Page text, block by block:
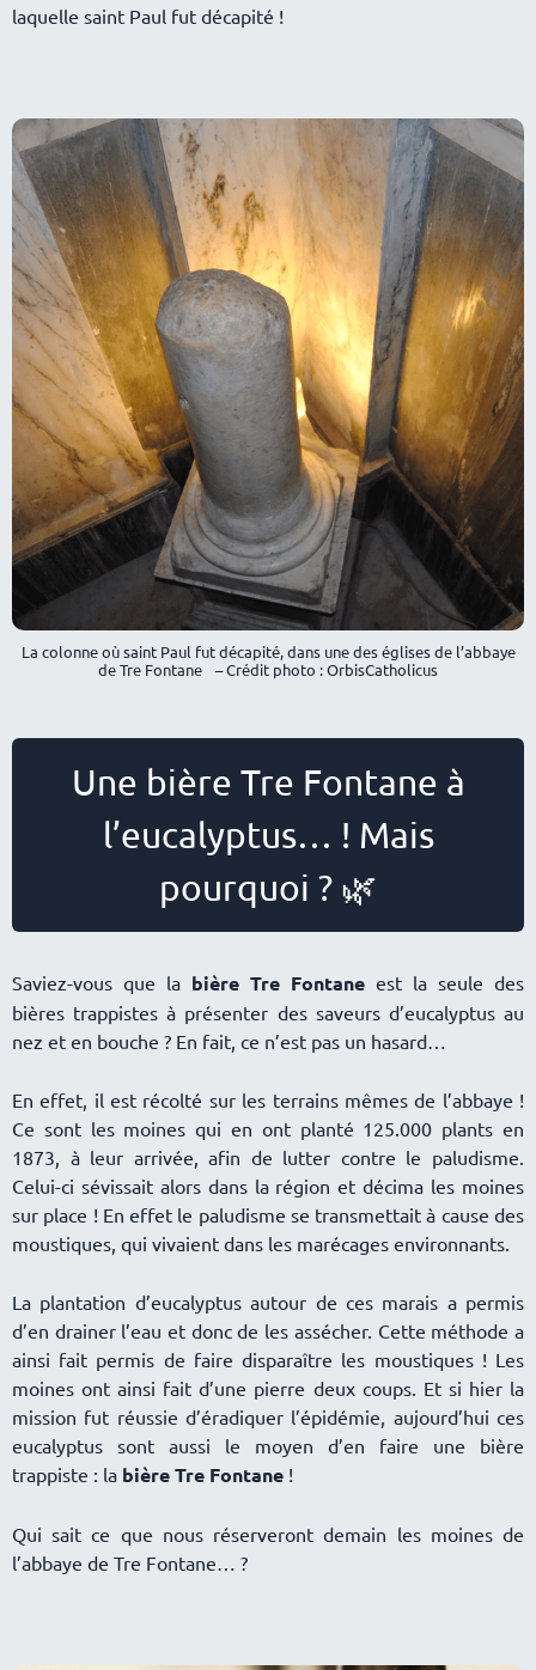
laquelle saint Paul fut décapité !
La colonne où saint Paul fut décapité, dans une des églises de l’abbaye
de Tre Fontane – Crédit photo : OrbisCatholicus
Une bière Tre Fontane à
l’eucalyptus… ! Mais
pourquoi ? 🌿
Saviez-vous que la bière Tre Fontane est la seule des
bières trappistes à présenter des saveurs d’eucalyptus au
nez et en bouche ? En fait, ce n’est pas un hasard
En effet, il est récolté sur les terrains mêmes de l’abbaye !
Ce sont les moines qui en ont planté 125.000 plants en
1873, à leur arrivée, afin de lutter contre le paludisme.
Celui-ci sévissait alors dans la région et décima les moines
sur place ! En effet le paludisme se transmettait à cause des
moustiques, qui vivaient dans les marécages environnants.
La plantation d’eucalyptus autour de ces marais a permis
d’en drainer l’eau et donc de les assécher. Cette méthode a
ainsi fait permis de faire disparaître les moustiques ! Les
moines ont ainsi fait d’une pierre deux coups. Et si hier la
mission fut réussie d’éradiquer l’épidémie, aujourd’hui ces
eucalyptus sont aussi le moyen d’en faire une bière
trappiste : la bière Tre Fontane !
Qui sait ce que nous réserveront demain les moines de
l’abbaye de Tre Fontane… ?